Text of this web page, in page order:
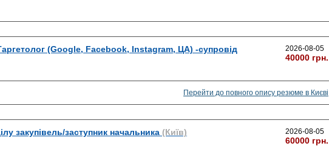
(Google, Facebook, Instagram, ЦА) -супровід
2026-08-05
40000 грн.
Перейти до повного опису резюме в Києві
закупівель/заступник начальника (Київ) 2026-08-05
60000 грн.